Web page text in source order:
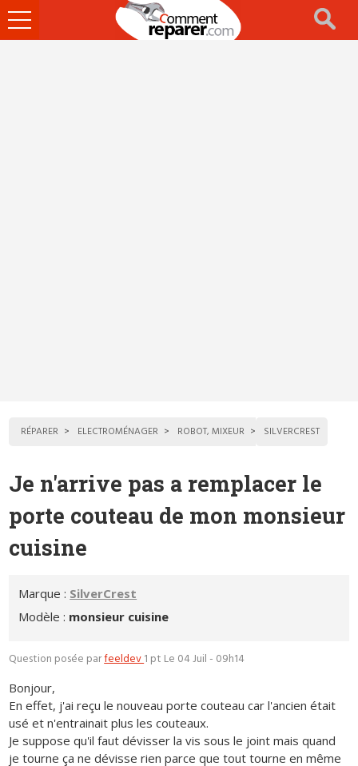
Ouvrir
le
RÉPARER ELECTROMÉNAGER ROBOT, MIXEUR SILVERCREST
Je n'arrive pas a remplacer le
porte couteau de mon monsieur
cuisine
Marque : SilverCrest
Modèle : monsieur cuisine
Question posée parfeeldev1 pt Le 04 Juil - 09h14
Bonjour,
En effet, j'ai reçu le nouveau porte couteau car l'ancien était
usé et n'entrainait plus les couteaux.
Je suppose qu'il faut dévisser la vis sous le joint mais quand
je tourne ça ne dévisse rien parce que tout tourne en même